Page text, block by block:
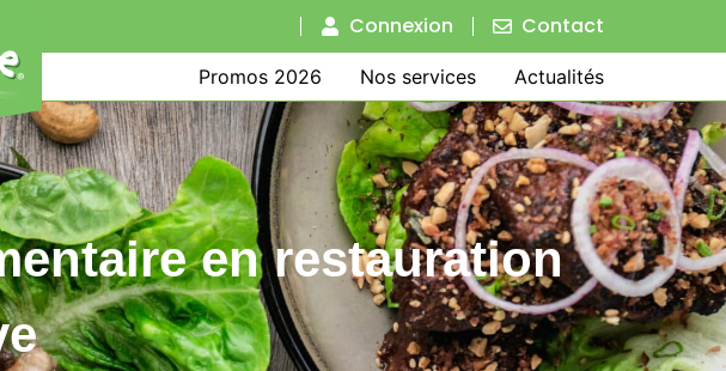
Connexion Contact
Promos 2026 Nos services Actualités
en restauration